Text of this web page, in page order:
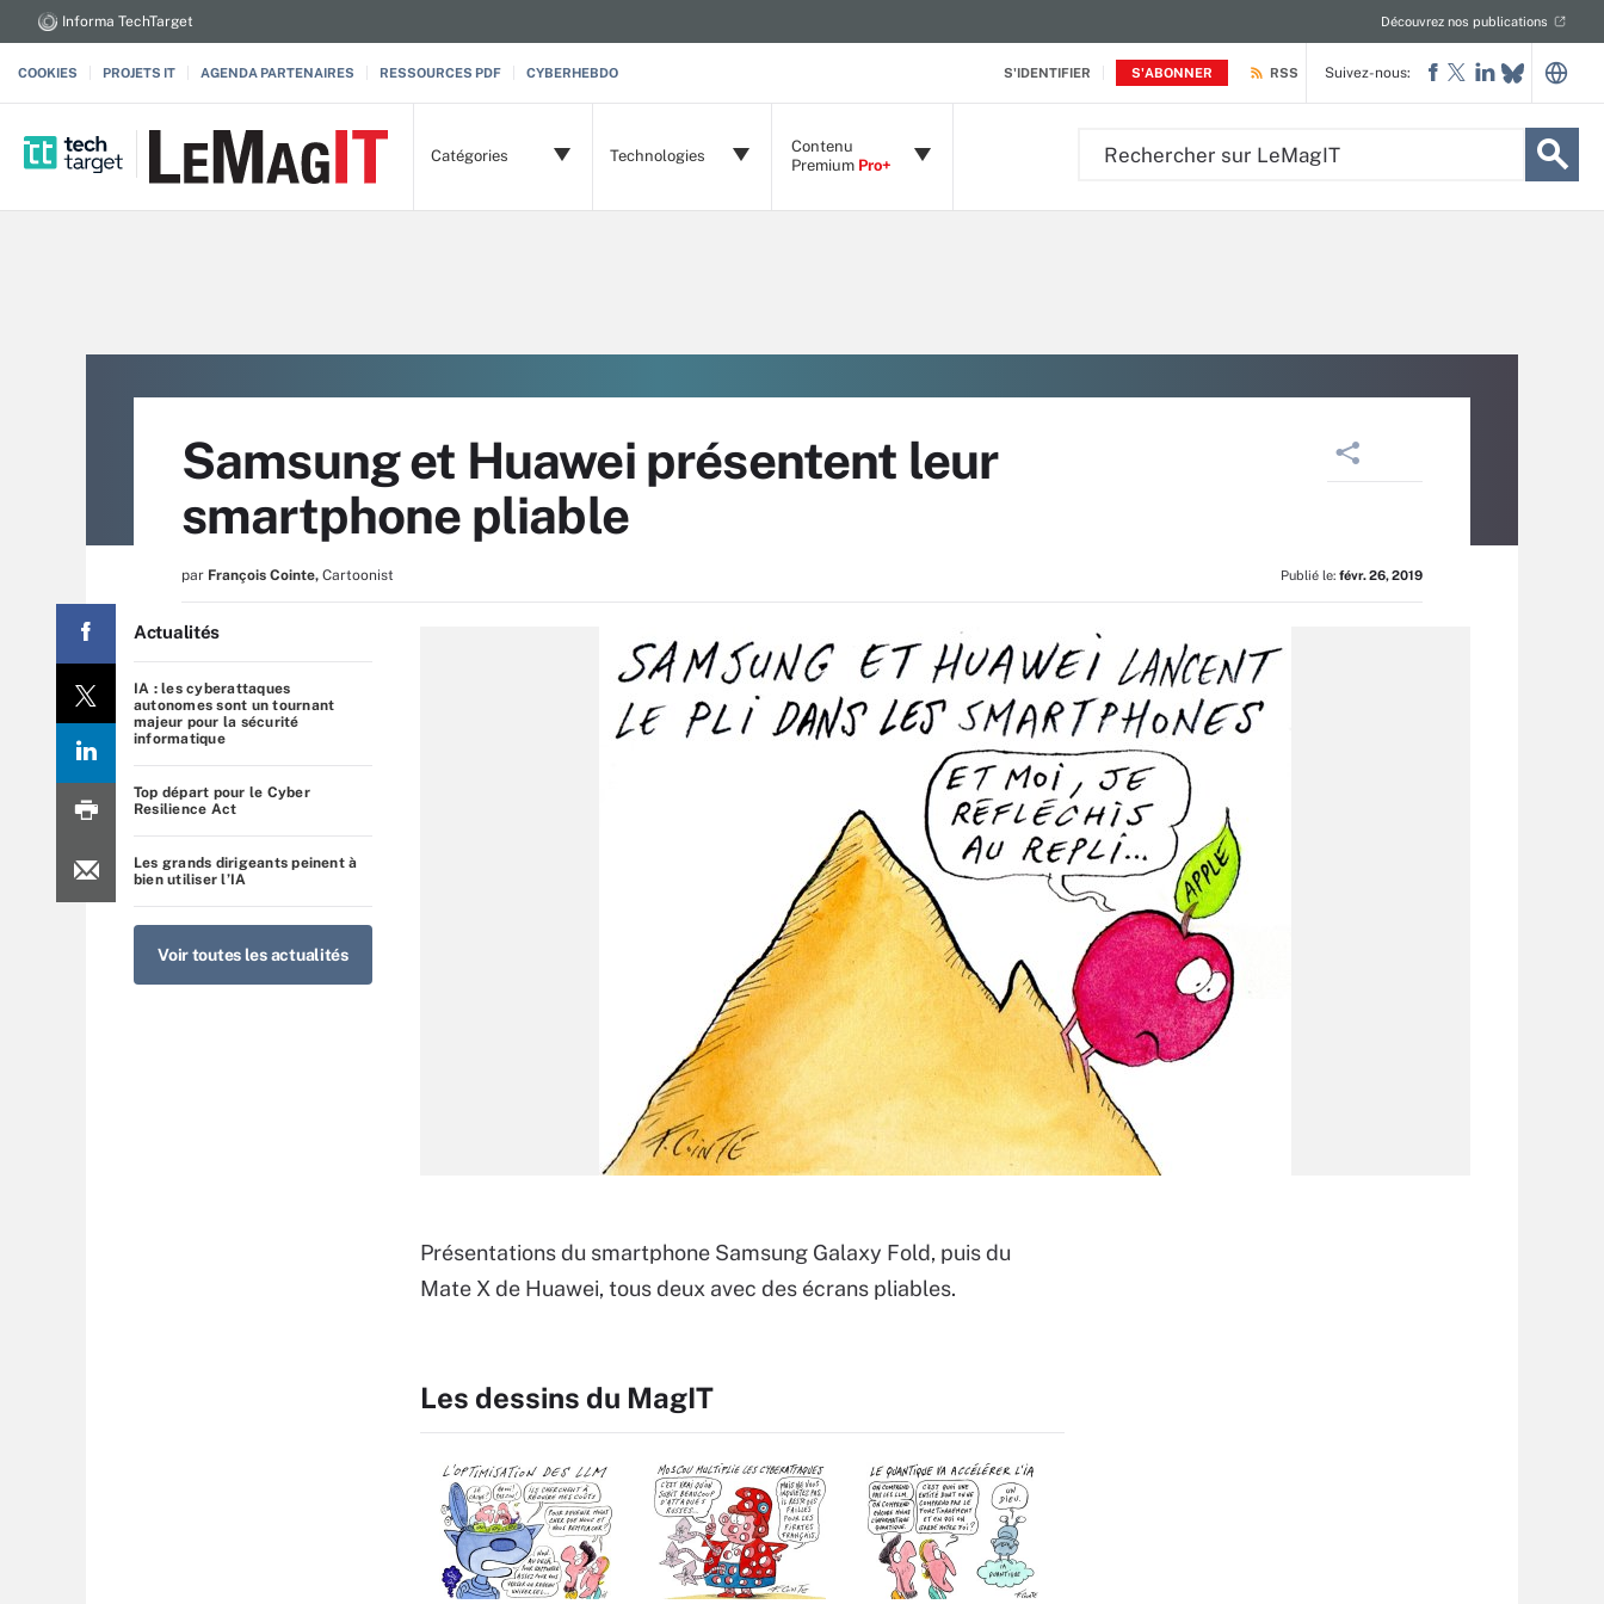
S'IDENTIFIER S'ABONNER
Informa TechTarget Découvrez nos publications
COOKIES PROJETS IT AGENDA PARTENAIRES RESSOURCES PDF CYBERHEBDO RSS
Catégories Technologies
Contenu
Premium Pro+
Suivez-nous:
Samsung et Huawei présentent leur
smartphone pliable
par François Cointe, Cartoonist Publié le: févr. 26, 2019
Actualités
IA : les cyberattaques
autonomes sont un tournant
majeur pour la sécurité
informatique
Top départ pour le Cyber
Resilience Act
Les grands dirigeants peinent à
bien utiliser l’IA
Voir toutes les actualités
Présentations du smartphone Samsung Galaxy Fold, puis du
Mate X de Huawei, tous deux avec des écrans pliables.
Les dessins du MagIT